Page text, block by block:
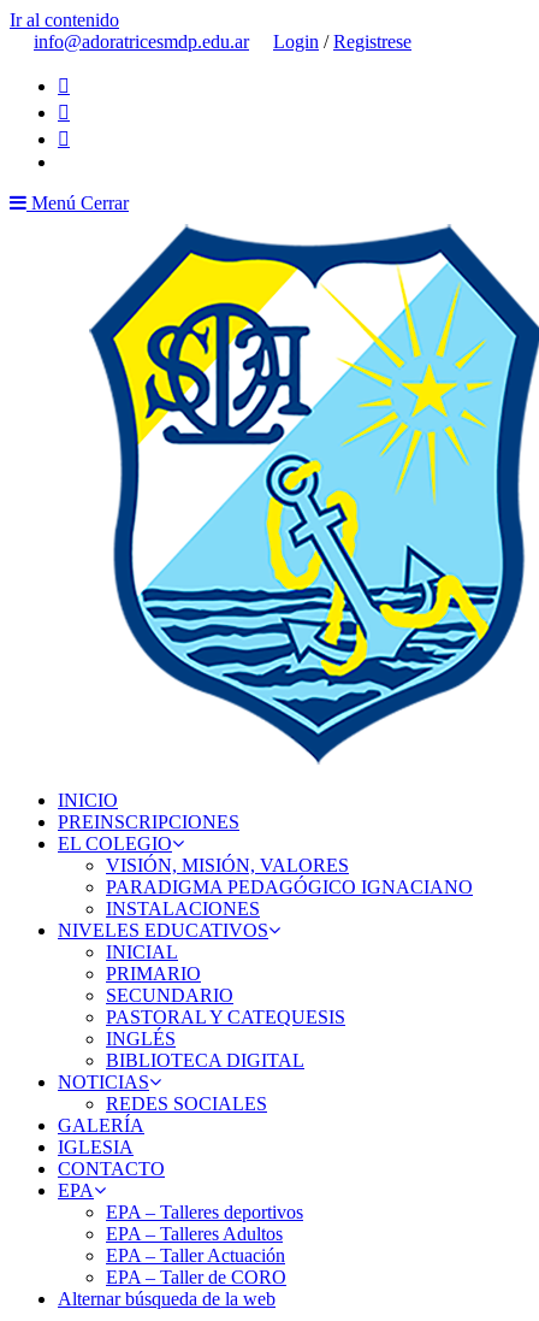
Ir al contenido
info@adoratricesmdp.edu.ar
Login /Registrese
Menú Cerrar
INICIO
PREINSCRIPCIONES
EL COLEGIO
VISIÓN, MISIÓN, VALORES
PARADIGMA PEDAGÓGICO IGNACIANO
INSTALACIONES
NIVELES EDUCATIVOS
INICIAL
PRIMARIO
SECUNDARIO
PASTORAL Y CATEQUESIS
INGLÉS
BIBLIOTECA DIGITAL
NOTICIAS
REDES SOCIALES
GALERÍA
IGLESIA
CONTACTO
EPA
EPA – Talleres deportivos
EPA – Talleres Adultos
EPA – Taller Actuación
EPA – Taller de CORO
Alternar búsqueda de la web